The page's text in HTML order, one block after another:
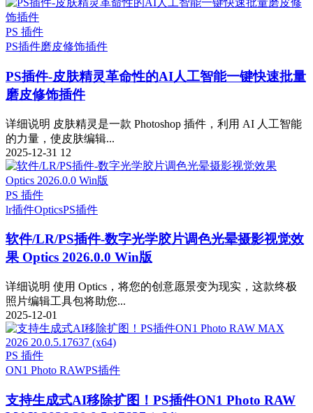
PS 插件
PS插件磨皮修饰插件
PS插件-皮肤精灵革命性的AI人工智能一键快速批量
磨皮修饰插件
详细说明 皮肤精灵是一款 Photoshop 插件，利用 AI 人工智能
的力量，使皮肤编辑...
2025-12-31 12
PS 插件
lr插件OpticsPS插件
软件/LR/PS插件-数字光学胶片调色光晕摄影视觉效
果 Optics 2026.0.0 Win版
详细说明 使用 Optics，将您的创意愿景变为现实，这款终极
照片编辑工具包将助您...
2025-12-01
PS 插件
ON1 Photo RAWPS插件
支持生成式AI移除扩图！PS插件ON1 Photo RAW